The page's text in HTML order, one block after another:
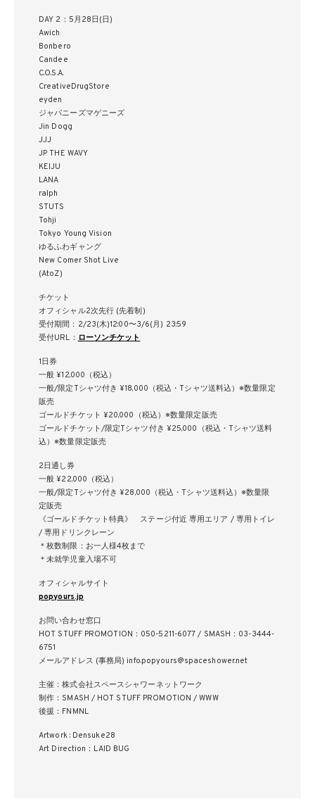
DAY 2：5月28日(日)
Awich
Bonbero
Candee
C.O.S.A.
CreativeDrugStore
eyden
ジャパニーズマゲニーズ
Jin Dogg
JJJ
JP THE WAVY
KEIJU
LANA
ralph
STUTS
Tohji
Tokyo Young Vision
ゆるふわギャング
New Comer Shot Live
(AtoZ)
チケット
オフィシャル2次先行 (先着制)
受付期間：2/23(木)12:00〜3/6(月) 23:59
受付URL： ローソンチケット
1日券
一般 ¥12,000（税込）
一般/限定Tシャツ付き ¥18,000（税込・Tシャツ送料込）※数量限定
販売
ゴールドチケット ¥20,000（税込）※数量限定販売
ゴールドチケット/限定Tシャツ付き ¥25,000（税込・Tシャツ送料
込）※数量限定販売
2日通し券
一般 ¥22,000（税込）
一般/限定Tシャツ付き ¥28,000（税込・Tシャツ送料込）※数量限
定販売
《ゴールドチケット特典》 ステージ付近 専用エリア / 専用トイレ
/ 専用ドリンクレーン
＊枚数制限：お一人様4枚まで
＊未就学児童入場不可
オフィシャルサイト
popyours.jp
お問い合わせ窓口
HOT STUFF PROMOTION：050-5211-6077 / SMASH：03-3444-
6751
メールアドレス (事務局) info.popyours@spaceshower.net
主催：株式会社スペースシャワーネットワーク
制作：SMASH / HOT STUFF PROMOTION / WWW
後援：FNMNL
Artwork : Densuke28
Art Direction：LAID BUG